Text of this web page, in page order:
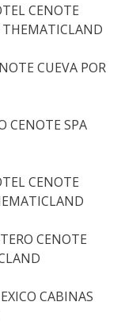
CENOTE
THEMATICLAND
CUEVA POR
CENOTE SPA
CENOTE
CENOTE
CABINAS